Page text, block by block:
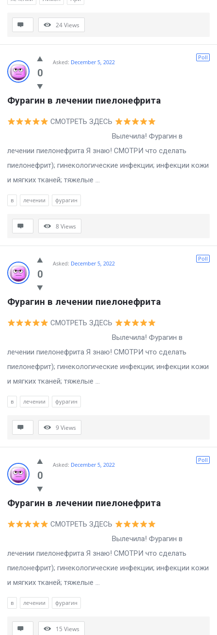
24Views
0
Poll
Asked: December 5, 2022
Фурагин в лечении пиелонефрита
СМОТРЕТЬ ЗДЕСЬ
Вылечила! Фурагин в
лечении пиелонефрита Я знаю! СМОТРИ что сделать
пиелонефрит); гинекологические инфекции; инфекции кожи
и мягких тканей; тяжелые ...
в лечении фурагин
8Views
0
Poll
Asked: December 5, 2022
Фурагин в лечении пиелонефрита
СМОТРЕТЬ ЗДЕСЬ
Вылечила! Фурагин в
лечении пиелонефрита Я знаю! СМОТРИ что сделать
пиелонефрит); гинекологические инфекции; инфекции кожи
и мягких тканей; тяжелые ...
в лечении фурагин
9Views
0
Poll
Asked: December 5, 2022
Фурагин в лечении пиелонефрита
СМОТРЕТЬ ЗДЕСЬ
Вылечила! Фурагин в
лечении пиелонефрита Я знаю! СМОТРИ что сделать
пиелонефрит); гинекологические инфекции; инфекции кожи
и мягких тканей; тяжелые ...
в лечении фурагин
15 Views